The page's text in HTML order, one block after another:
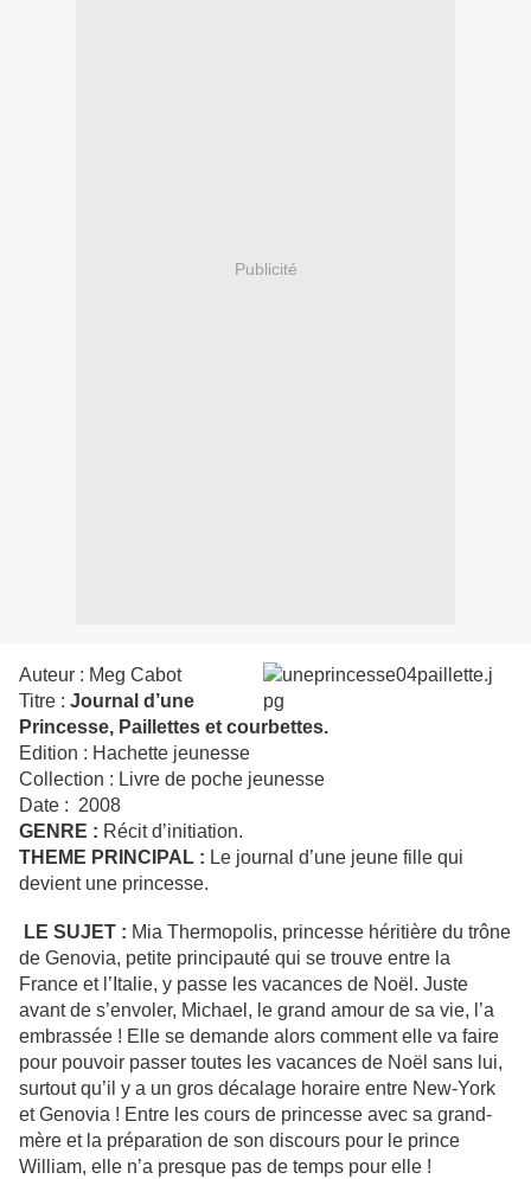
Publicité
Auteur : Meg Cabot
Titre : Journal d’une
Princesse, Paillettes et courbettes.
Edition : Hachette jeunesse
Collection : Livre de poche jeunesse
Date : 2008
GENRE : Récit d’initiation.
THEME PRINCIPAL : Le journal d’une jeune fille qui
devient une princesse.
LE SUJET : Mia Thermopolis, princesse héritière du trône
de Genovia, petite principauté qui se trouve entre la
France et l’Italie, y passe les vacances de Noël. Juste
avant de s’envoler, Michael, le grand amour de sa vie, l’a
embrassée ! Elle se demande alors comment elle va faire
pour pouvoir passer toutes les vacances de Noël sans lui,
surtout qu’il y a un gros décalage horaire entre New-York
et Genovia ! Entre les cours de princesse avec sa grand-
mère et la préparation de son discours pour le prince
William, elle n’a presque pas de temps pour elle !